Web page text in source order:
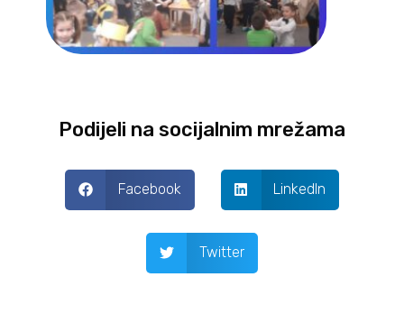
Podijeli na socijalnim mrežama
Facebook LinkedIn
Twitter